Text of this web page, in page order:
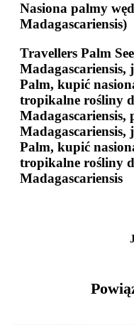
Nasiona palmy
Madagascariensis)
Travellers Palm
Palm, kupić
tropikalne rośliny
Madagascariensis,
Palm, kupić
tropikalne rośliny
Madagascariensis